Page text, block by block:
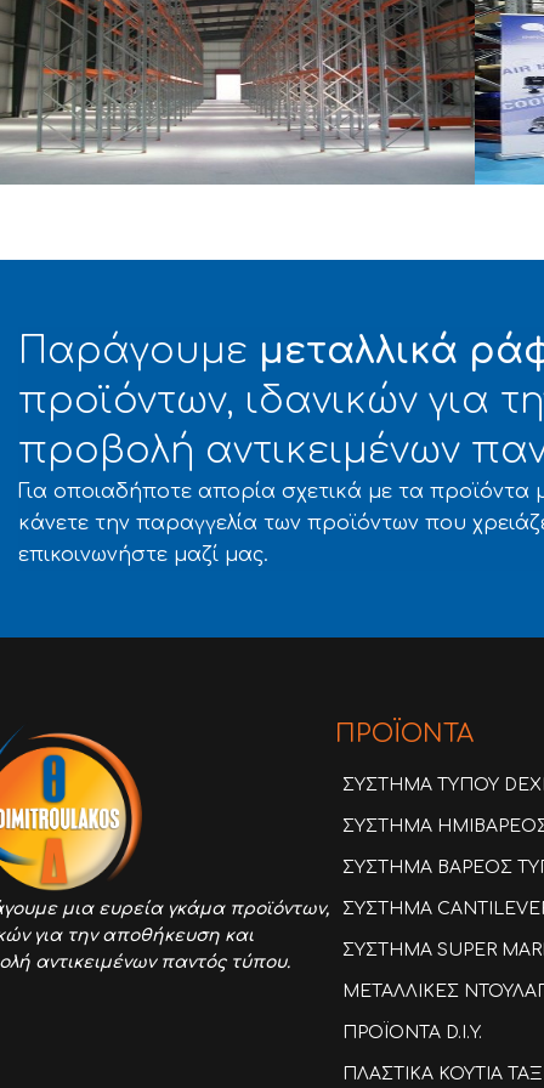
ΕΜΠΟΡΙΚΗ Α.Ε.Β.Ε.
Παράγουμε μεταλλικά
προϊόντων, ιδανικών για
προβολή αντικειμένων
Για οποιαδήποτε απορία σχετικά με τα προϊόντα
κάνετε την παραγγελία των προϊόντων που
επικοινωνήστε μαζί μας.
μια ευρεία γκάμα προϊόντων,
για την αποθήκευση και
αντικειμένων παντός τύπου.
ΠΡΟΪΟΝΤΑ
ΣΥΣΤΗΜΑ ΤΥΠΟΥ
ΣΥΣΤΗΜΑ ΗΜΙΒΑΡΕΟΣ
ΣΥΣΤΗΜΑ ΒΑΡΕΟΣ
ΣΥΣΤΗΜΑ
ΣΥΣΤΗΜΑ SUPER
ΜΕΤΑΛΛΙΚΕΣ
ΠΡΟΪΟΝΤΑ D.I.Y.
ΠΛΑΣΤΙΚΑ ΚΟΥΤΙΑ